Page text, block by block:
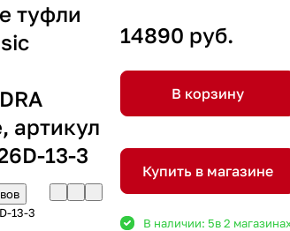
туфли
артикул
13-3
13-3
14890 руб.
В корзину
Купить в магазине
В наличии: 5в 2